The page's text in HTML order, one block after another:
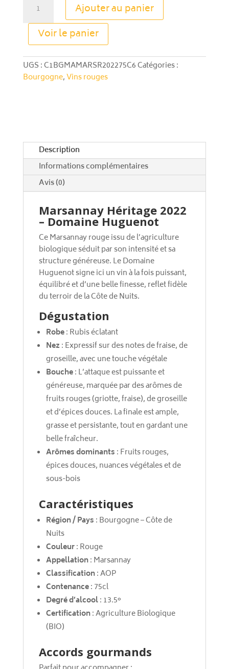
Marsannay
Héritage
2022
–
Domaine
Huguenot
Ajouter au panier
Voir le panier
l
e
:
UGS :C1BGMAMARSR202275C6Catégories :
Bourgogne,Vins rouges
Description
Informations complémentaires
Avis (0)
Marsannay Héritage 2022
– Domaine Huguenot
Ce Marsannay rouge issu de l’agriculture
biologique séduit par son intensité et sa
structure généreuse. Le Domaine
Huguenot signe ici un vin à la fois puissant,
équilibré et d’une belle finesse, reflet fidèle
du terroir de la Côte de Nuits.
Dégustation
Robe: Rubis éclatant
Nez : Expressif sur des notes de fraise, de
groseille, avec une touche végétale
Bouche: L’attaque est puissante et
généreuse, marquée par des arômes de
fruits rouges (griotte, fraise), de groseille
et d’épices douces. La finale est ample,
grasse et persistante, tout en gardant une
belle fraîcheur.
Arômes dominants : Fruits rouges,
épices douces, nuances végétales et de
sous-bois
Caractéristiques
Région / Pays : Bourgogne – Côte de
Nuits
Couleur: Rouge
Appellation: Marsannay
Classification: AOP
Contenance: 75cl
Degré d’alcool: 13.5°
Certification: Agriculture Biologique
(BIO)
Accords gourmands